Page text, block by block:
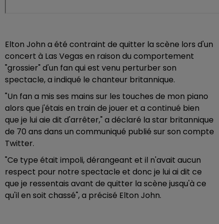
Elton John a été contraint de quitter la scène lors d'un
concert à Las Vegas en raison du comportement
"grossier" d'un fan qui est venu perturber son
spectacle, a indiqué le chanteur britannique.
"Un fan a mis ses mains sur les touches de mon piano
alors que j'étais en train de jouer et a continué bien
que je lui aie dit d'arrêter," a déclaré la star britannique
de 70 ans dans un communiqué publié sur son compte
Twitter.
"Ce type était impoli, dérangeant et il n'avait aucun
respect pour notre spectacle et donc je lui ai dit ce
que je ressentais avant de quitter la scène jusqu'à ce
qu'il en soit chassé", a précisé Elton John.